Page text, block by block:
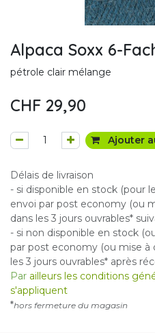
Alpaca Soxx 6-
pétrole clair mélange
CHF 29,90
Ajouter
Délais de livraison
- si disponible en stock (pour
envoi par post economy (ou
dans les 3 jours ouvrables*
- si non disponible en stock
par post economy (ou mise à
les 3 jours ouvrables* après
Par ailleurs les conditions
s'appliquent
*hors fermeture du magasin